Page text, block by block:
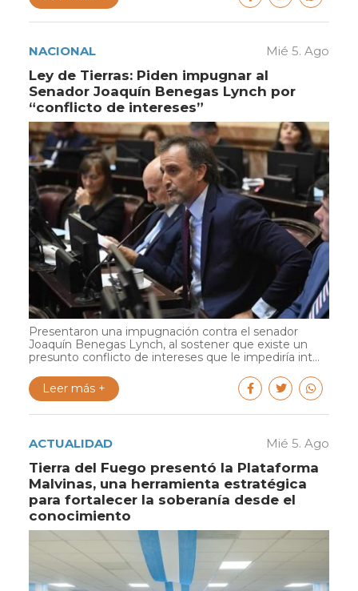
NACIONAL Mié 5. Ago
Ley de Tierras: Piden impugnar al
Senador Joaquín Benegas Lynch por
“conflicto de intereses”
Presentaron una impugnación contra el senador
Joaquín Benegas Lynch, al sostener que existe un
presunto conflicto de intereses que le impediría int...
Leer más +
ACTUALIDAD Mié 5. Ago
Tierra del Fuego presentó la Plataforma
Malvinas, una herramienta estratégica
para fortalecer la soberanía desde el
conocimiento